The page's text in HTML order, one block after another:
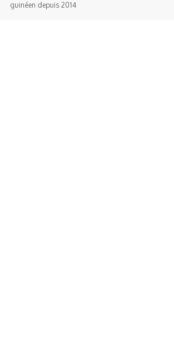
guinéen depuis 2014